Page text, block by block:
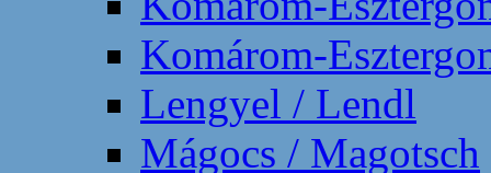
Komárom-
Lengyel / Lendl
Mágocs / Magotsch